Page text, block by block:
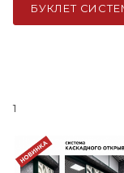
БУКЛЕТ
1